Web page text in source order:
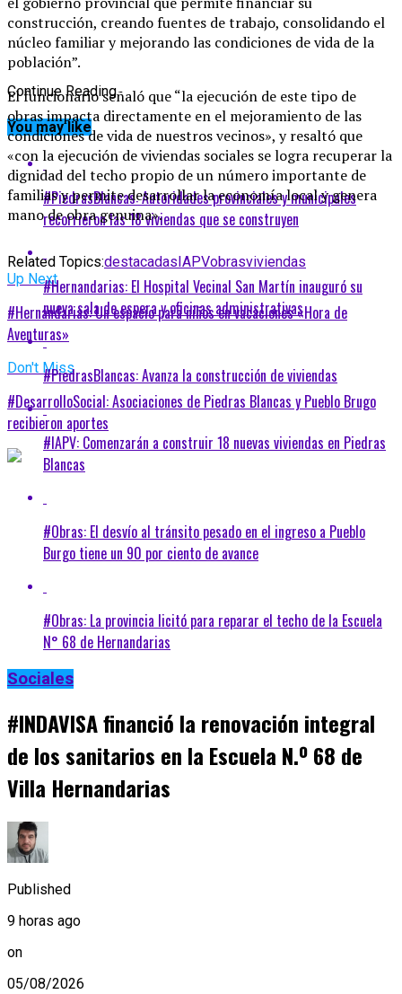
construcción, creando fuentes de trabajo, consolidando el
núcleo familiar y mejorando las condiciones de vida de la
población”.
El funcionario señaló que “la ejecución de este tipo de
obras impacta directamente en el mejoramiento de las
condiciones de vida de nuestros vecinos», y resaltó que
«con la ejecución de viviendas sociales se logra recuperar la
dignidad del techo propio de un número importante de
familias y permite desarrollar la economía local y genera
mano de obra genuina».
Related Topics:destacadasIAPVobrasviviendas
Up Next
#Hernandarias: Un espacio para niños en vacaciones «Hora de
Aventuras»
Don't Miss
#DesarrolloSocial: Asociaciones de Piedras Blancas y Pueblo Brugo
recibieron aportes
Continue Reading
You may like
#PiedrasBlancas: Autoridades provinciales y municipales
recorrieron las 18 viviendas que se construyen
#Hernandarias: El Hospital Vecinal San Martín inauguró su
nueva sala de espera y oficinas administrativas
#PiedrasBlancas: Avanza la construcción de viviendas
#IAPV: Comenzarán a construir 18 nuevas viviendas en Piedras
Blancas
#Obras: El desvío al tránsito pesado en el ingreso a Pueblo
Burgo tiene un 90 por ciento de avance
#Obras: La provincia licitó para reparar el techo de la Escuela
N° 68 de Hernandarias
Sociales
#INDAVISA financió la renovación integral
de los sanitarios en la Escuela N.º 68 de
Villa Hernandarias
Published
9 horas ago
on
05/08/2026